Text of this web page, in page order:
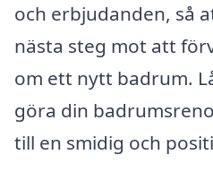
och erbjudanden, så
nästa steg mot att
om ett nytt badrum.
göra din
till en smidig och